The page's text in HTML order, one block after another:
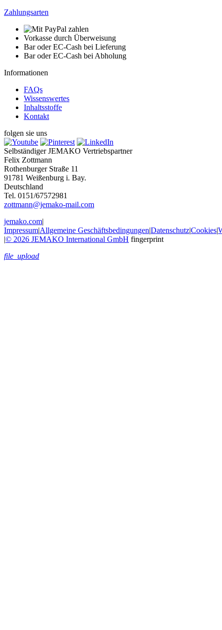
Zahlungsarten
Vorkasse durch Überweisung
Bar oder EC-Cash bei Lieferung
Bar oder EC-Cash bei Abholung
Informationen
FAQs
Wissenswertes
Inhaltsstoffe
Kontakt
folgen sie uns
Selbständiger JEMAKO Vertriebspartner
Felix Zottmann
Rothenburger Straße 11
91781 Weißenburg i. Bay.
Deutschland
Tel. 0151/67572981
zottmann@jemako-mail.com
jemako.com|
Impressum|Allgemeine Geschäftsbedingungen|Datenschutz|Cookies|
|© 2026 JEMAKO International GmbH fingerprint
file_upload